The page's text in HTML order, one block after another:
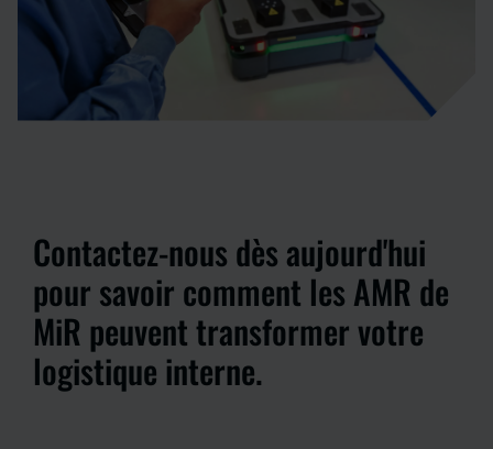
Contactez-nous dès aujourd'hui
pour savoir comment les AMR de
MiR peuvent transformer votre
logistique interne.